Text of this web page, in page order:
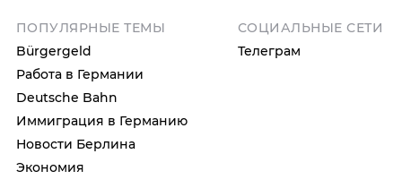
ПОПУЛЯРНЫЕ ТЕМЫ
Bürgergeld
Работа в Германии
Deutsche Bahn
Иммиграция в Германию
Новости Берлина
Экономия
СОЦИАЛЬНЫЕ СЕТИ
Телеграм